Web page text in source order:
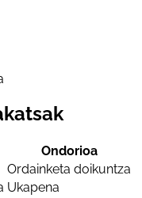
Ondorioa
Ordainketa doikuntza
Ukapena